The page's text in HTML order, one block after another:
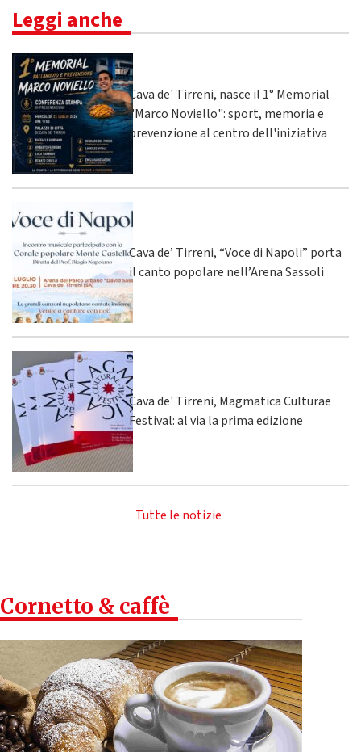
Leggi anche
Cava de' Tirreni, nasce il 1° Memorial
"Marco Noviello": sport, memoria e
prevenzione al centro dell'iniziativa
Cava de’ Tirreni, “Voce di Napoli” porta
il canto popolare nell’Arena Sassoli
Cava de' Tirreni, Magmatica Culturae
Festival: al via la prima edizione
Tutte le notizie
Cornetto & caffè